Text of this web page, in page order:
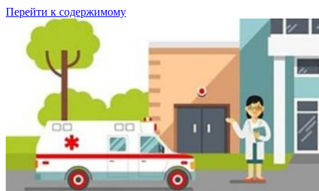
Перейти к содержимому